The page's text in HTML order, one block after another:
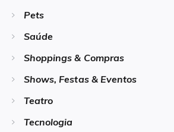
Pets
Saúde
Shoppings & Compras
Shows, Festas & Eventos
Teatro
Tecnologia